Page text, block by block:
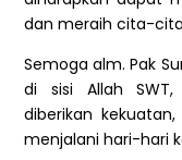
dan meraih cita-
Semoga alm. Pak
di sisi Allah
diberikan
menjalani hari-hari